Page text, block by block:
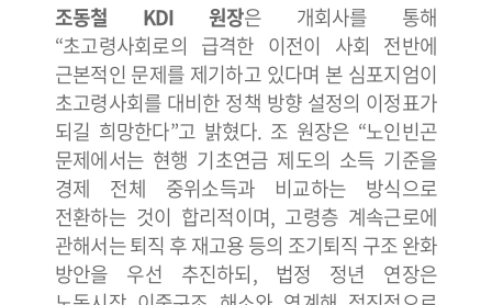
조동철 KDI 원장은 개회사를 통해
“초고령사회로의 급격한 이전이 사회 전반에
근본적인 문제를 제기하고 있다며 본 심포지엄이
초고령사회를 대비한 정책 방향 설정의 이정표가
되길 희망한다”고 밝혔다. 조 원장은 “노인빈곤
문제에서는 현행 기초연금 제도의 소득 기준을
경제 전체 중위소득과 비교하는 방식으로
전환하는 것이 합리적이며, 고령층 계속근로에
관해서는 퇴직 후 재고용 등의 조기퇴직 구조 완화
방안을 우선 추진하되, 법정 정년 연장은